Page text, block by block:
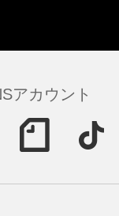
アカウント